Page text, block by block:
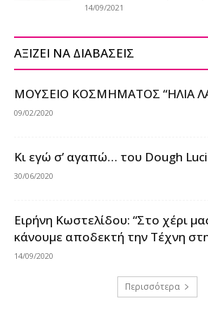
14/09/2021
ΑΞΙΖΕΙ ΝΑ ΔΙΑΒΑΣΕΙΣ
ΜΟΥΣΕΙΟ ΚΟΣΜΗΜΑΤΟΣ “ΗΛΙΑ
09/02/2020
Κι εγώ σ’ αγαπώ… του Dough
30/06/2020
Ειρήνη Κωστελίδου: “Στο χέρι
κάνουμε αποδεκτή την Τέχνη
14/09/2020
Περισσότερα